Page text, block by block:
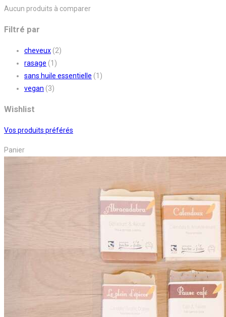
Aucun produits à comparer
Filtré par
cheveux (2)
rasage (1)
sans huile essentielle (1)
vegan (3)
Wishlist
Vos produits préférés
Panier